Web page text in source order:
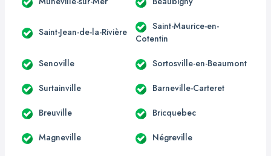
Saint-Jean-de-la-Rivière
Saint-Maurice-en-
Cotentin
Senoville Sortosville-en-Beaumont
Surtainville Barneville-Carteret
Breuville Bricquebec
Magneville Négreville